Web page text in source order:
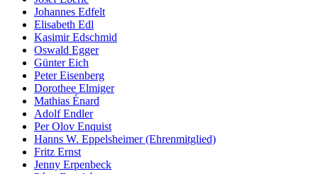
Johannes Edfelt
Elisabeth Edl
Kasimir Edschmid
Oswald Egger
Günter Eich
Peter Eisenberg
Dorothee Elmiger
Mathias Énard
Adolf Endler
Per Olov Enquist
Hanns W. Eppelsheimer (Ehrenmitglied)
Fritz Ernst
Jenny Erpenbeck